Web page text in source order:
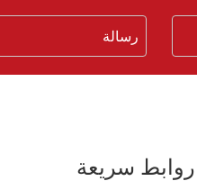
روابط سريعة